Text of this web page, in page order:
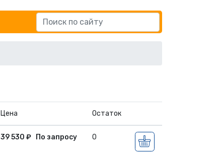
Цена Остаток
39 530 ₽ По запросу 0